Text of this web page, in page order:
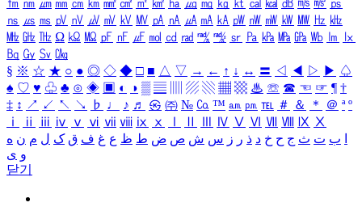
㎙ ㎚ ㎛ ㎜ ㎝ ㎞ ㎟ ㎠ ㎡ ㎢ ㏊ ㎍ ㎎ ㎏ ㏏ ㎈ ㎉ ㏈ ㎧ ㎨ ㎰
㎱ ㎲ ㎳ ㎴ ㎵ ㎶ ㎷ ㎸ ㎹ ㎀ ㎁ ㎂ ㎃ ㎄ ㎺ ㎻ ㎽ ㎾ ㎿ ㎐ ㎑
㎒ ㎓ ㎔ Ω ㏀ ㏁ ㎊ ㎋ ㎌ ㏖ ㏅ ㎭ ㎮ ㎯ ㏛ ㎩ ㎪ ㎫ ㎬ ㏝ ㏐
㏓
㏃ ㏉ ㏜ ㏆
§ ※ ☆ ★ ○ ● ◎ ◇ ◆ □ ■ △ ▽ → ← ↑ ↓ ↔ 〓 ◁ ◀ ▷ ▶ ♤
♠ ♡ ♥ ♧ ♣ ⊙ ◈ ▣ ◐ ◑ ▒ ▤ ▨ ▧ ▦ ▩ ♨ ☏ ☎ ☜ ☞ ¶ †
‡ ↕ ↗ ↙ ↖ ↘ ♭ ♩ ♪ ♬ ㉿ ㈜ № ㏇ ™ ㏂ ㏘ ℡ ＃ ＆ ＊ ＠ ª º
ⅰ
ⅱ ⅲ ⅳ ⅴ ⅵ ⅶ ⅷ ⅸ ⅹ Ⅳ Ⅴ Ⅵ Ⅶ Ⅷ Ⅸ Ⅹ
ب ت ث ج ح خ د ذ ر ز س ش ص ض ط ظ ع غ ف ق ک ل م ن ه
و ی
닫기